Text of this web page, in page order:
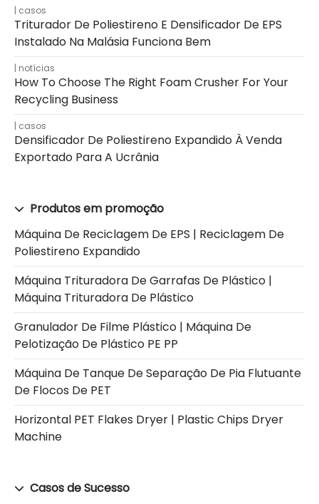
casos
Triturador De Poliestireno E Densificador De EPS
Instalado Na Malásia Funciona Bem
notícias
How To Choose The Right Foam Crusher For Your
Recycling Business
casos
Densificador De Poliestireno Expandido À Venda
Exportado Para A Ucrânia
Produtos em promoção
Máquina De Reciclagem De EPS | Reciclagem De
Poliestireno Expandido
Máquina Trituradora De Garrafas De Plástico |
Máquina Trituradora De Plástico
Granulador De Filme Plástico | Máquina De
Pelotização De Plástico PE PP
Máquina De Tanque De Separação De Pia Flutuante
De Flocos De PET
Horizontal PET Flakes Dryer | Plastic Chips Dryer
Machine
Casos de Sucesso